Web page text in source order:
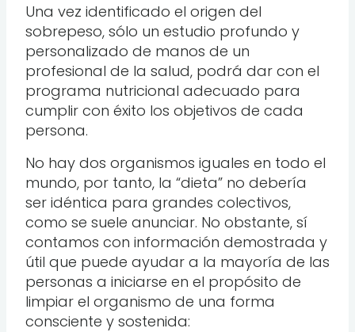
Una vez identificado el origen del
sobrepeso, sólo un estudio profundo y
personalizado de manos de un
profesional de la salud, podrá dar con el
programa nutricional adecuado para
cumplir con éxito los objetivos de cada
persona.
No hay dos organismos iguales en todo el
mundo, por tanto, la “dieta” no debería
ser idéntica para grandes colectivos,
como se suele anunciar. No obstante, sí
contamos con información demostrada y
útil que puede ayudar a la mayoría de las
personas a iniciarse en el propósito de
limpiar el organismo de una forma
consciente y sostenida: